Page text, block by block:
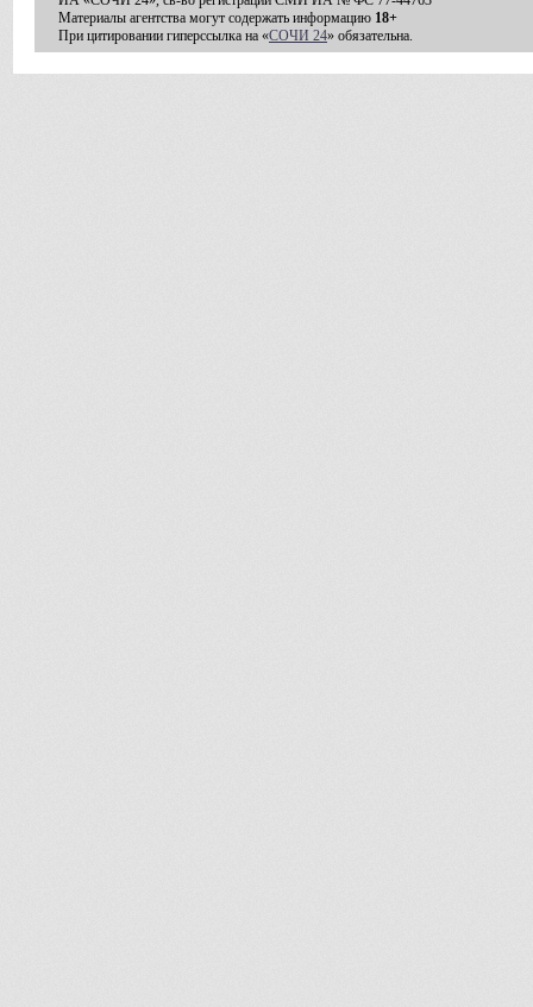
Материалы агентства могут содержать информацию 18+
При цитировании гиперссылка на «СОЧИ 24» обязательна.